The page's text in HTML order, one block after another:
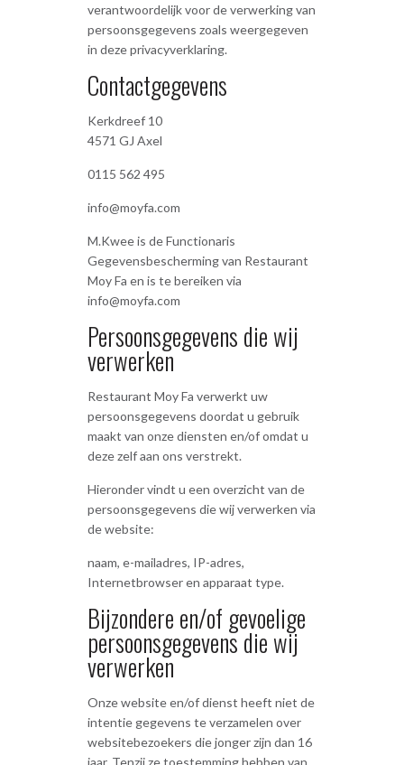
verantwoordelijk voor de verwerking van
persoonsgegevens zoals weergegeven
in deze privacyverklaring.
Contactgegevens
Kerkdreef 10
4571 GJ Axel
0115 562 495
info@moyfa.com
M.Kwee is de Functionaris
Gegevensbescherming van Restaurant
Moy Fa en is te bereiken via
info@moyfa.com
Persoonsgegevens die wij
verwerken
Restaurant Moy Fa verwerkt uw
persoonsgegevens doordat u gebruik
maakt van onze diensten en/of omdat u
deze zelf aan ons verstrekt.
Hieronder vindt u een overzicht van de
persoonsgegevens die wij verwerken via
de website:
naam, e-mailadres, IP-adres,
Internetbrowser en apparaat type.
Bijzondere en/of gevoelige
persoonsgegevens die wij
verwerken
Onze website en/of dienst heeft niet de
intentie gegevens te verzamelen over
websitebezoekers die jonger zijn dan 16
jaar. Tenzij ze toestemming hebben van